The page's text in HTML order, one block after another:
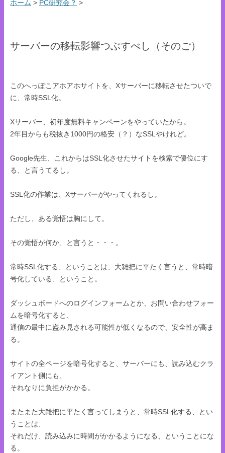
ホーム > PC研究会？ >
サーバーの移転影響つぶすべし（そのご）
このへっぽこアホアホサイトを、Xサーバーに移転させたついで
に、常時SSL化。
Xサーバー、初年度無料キャンペーンをやっていたから。
2年目からも税抜き1000円の格安（？）なSSLやけれど。
Google先生、これからはSSL化させたサイトを検索で優位にす
る、と言うてるし。
SSL化の作業は、Xサーバーがやってくれるし。
ただし、ある覚悟は胸にして。
その覚悟が何か、と言うと・・・。
常時SSL化する、ということは、大雑把に平たく言うと、常時暗
号化している、ということ。
ダッシュボードへのログインフォームとか、お問い合わせフォー
ムを暗号化すると、
通信の最中に盗み見される可能性が低くなるので、安全性が高ま
る。
サイトの全ページを暗号化すると、サーバーにも、読み込むクラ
イアント側にも、
それなりに負担がかかる。
またまた大雑把に平たく言ってしまうと、常時SSL化する、とい
うことは、
それだけ、読み込みに時間がかかるようになる、ということにな
る。